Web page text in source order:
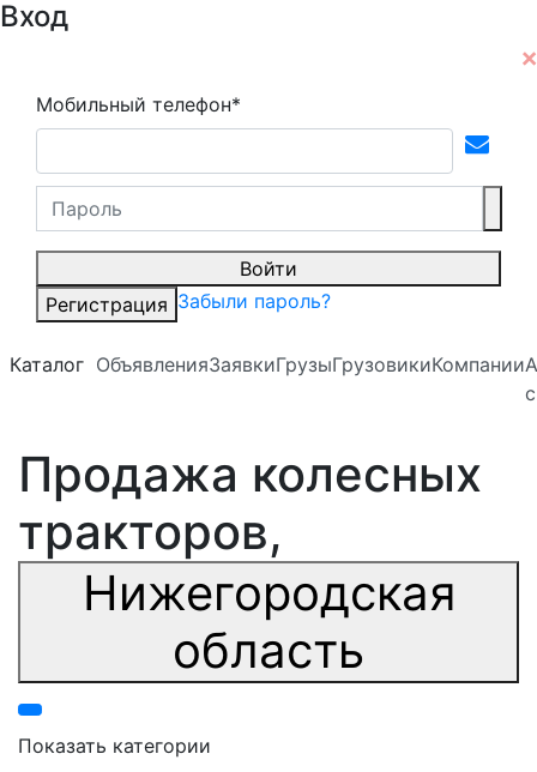
Вход
Мобильный телефон*
Войти
Регистрация Забыли пароль?
Каталог ОбъявленияЗаявкиГрузыГрузовикиКомпании
Продажа колесных
тракторов,
Нижегородская
область
Показать категории